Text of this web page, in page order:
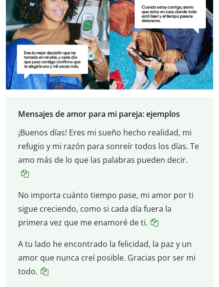
Mensajes de amor para mi pareja: ejemplos
¡Buenos días! Eres mi sueño hecho realidad, mi
refugio y mi razón para sonreír todos los días. Te
amo más de lo que las palabras pueden decir.
No importa cuánto tiempo pase, mi amor por ti
sigue creciendo, como si cada día fuera la
primera vez que me enamoré de ti.
A tu lado he encontrado la felicidad, la paz y un
amor que nunca creí posible. Gracias por ser mi
todo.